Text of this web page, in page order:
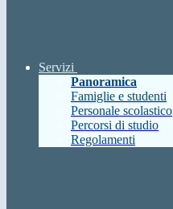
Servizi
Panoramica
Famiglie e studenti
Personale scolastico
Percorsi di studio
Regolamenti